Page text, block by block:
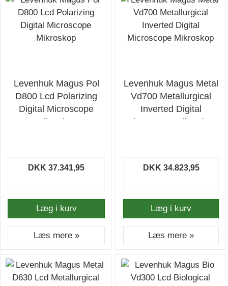
Levenhuk Magus Pol
D800 Lcd Polarizing
Digital Microscope
Mikroskop
DKK 37.341,95
Læg i kurv
Læs mere »
Levenhuk Magus Metal
Vd700 Metallurgical
Inverted Digital
Microscope Mikroskop
DKK 34.823,95
Læg i kurv
Læs mere »